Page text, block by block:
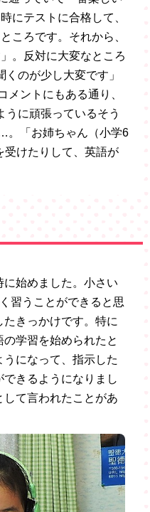
にテストに合格して、
ころです。それから、
。反対に大変なところ
のが少し大変です」
メントにもある通り、
に頑張っているそう
。「お姉ちゃん（小学6
受けたりして、英語が
始めました。小さい
習うことができると思
きっかけです。特に
学習を始められたと
になって、指示した
きるようになりまし
て言われたことがあ